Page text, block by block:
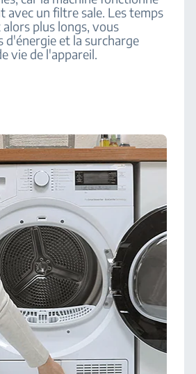
avec un filtre sale. Les temps
alors plus longs, vous
d'énergie et la surcharge
vie de l'appareil.